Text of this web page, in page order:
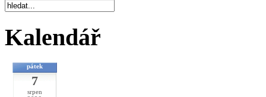
Kalendář
pátek
7
srpen